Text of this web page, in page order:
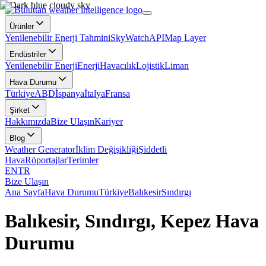
Ürünler
Yenilenebilir Enerji TahminiSkyWatchAPIMap Layer
Endüstriler
Yenilenebilir EnerjiEnerjiHavacılıkLojistikLiman
Hava Durumu
TürkiyeABDİspanyaİtalyaFransa
Şirket
HakkımızdaBize UlaşınKariyer
Blog
Weather Generatorİklim DeğişikliğiŞiddetli
HavaRöportajlarTerimler
ENTR
Bize Ulaşın
Ana SayfaHava DurumuTürkiyeBalıkesirSındırgı
Balıkesir, Sındırgı, Kepez Hava
Durumu